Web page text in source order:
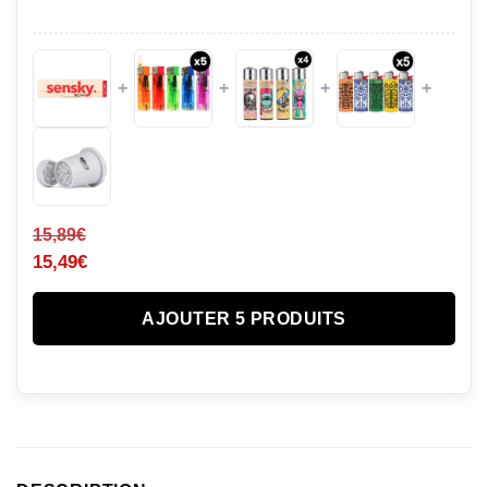
+ + + +
15,89€
15,49€
AJOUTER 5 PRODUITS